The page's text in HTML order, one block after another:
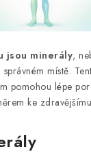
Věrnostní
jsou minerály,
místě.
pomohou lépe
ke